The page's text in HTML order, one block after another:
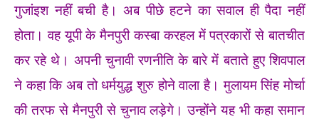
गुजांइश नहीं बची है। अब पीछे हटने का सवाल ही पैदा नहीं
होता। वह यूपी के मैनपुरी कस्बा करहल में पत्रकारों से बातचीत
कर रहे थे। अपनी चुनावी रणनीति के बारे में बताते हुए शिवपाल
ने कहा कि अब तो धर्मयुद्ध शुरु होने वाला है। मुलायम सिंह मोर्चा
की तरफ से मैनपुरी से चुनाव लड़ेगे। उन्होंने यह भी कहा समान